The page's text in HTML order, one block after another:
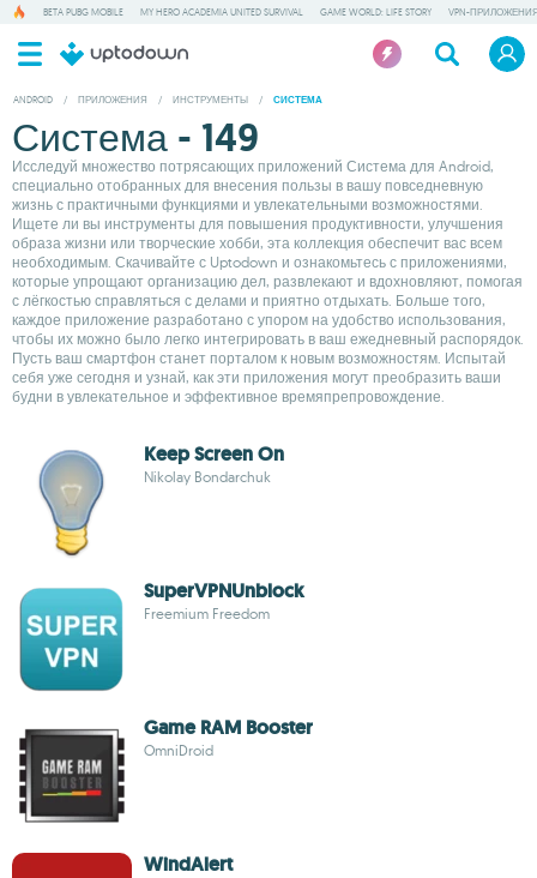
BETA PUBG MOBILE MY HERO ACADEMIA UNITED SURVIVAL GAME WORLD: LIFE STORY VPN-
ANDROID / ПРИЛОЖЕНИЯ / ИНСТРУМЕНТЫ / СИСТЕМА
Система - 149
Исследуй множество потрясающих приложений Система для Android,
специально отобранных для внесения пользы в вашу повседневную
жизнь с практичными функциями и увлекательными возможностями.
Ищете ли вы инструменты для повышения продуктивности, улучшения
образа жизни или творческие хобби, эта коллекция обеспечит вас всем
необходимым. Скачивайте с Uptodown и ознакомьтесь с приложениями,
которые упрощают организацию дел, развлекают и вдохновляют, помогая
с лёгкостью справляться с делами и приятно отдыхать. Больше того,
каждое приложение разработано с упором на удобство использования,
чтобы их можно было легко интегрировать в ваш ежедневный распорядок.
Пусть ваш смартфон станет порталом к новым возможностям. Испытай
себя уже сегодня и узнай, как эти приложения могут преобразить ваши
будни в увлекательное и эффективное времяпрепровождение.
Keep Screen On
Nikolay Bondarchuk
SuperVPNUnblock
Freemium Freedom
Game RAM Booster
OmniDroid
WindAlert